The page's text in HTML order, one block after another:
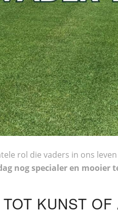
rol die vaders in ons
nog specialer en mooier
KUNST OF